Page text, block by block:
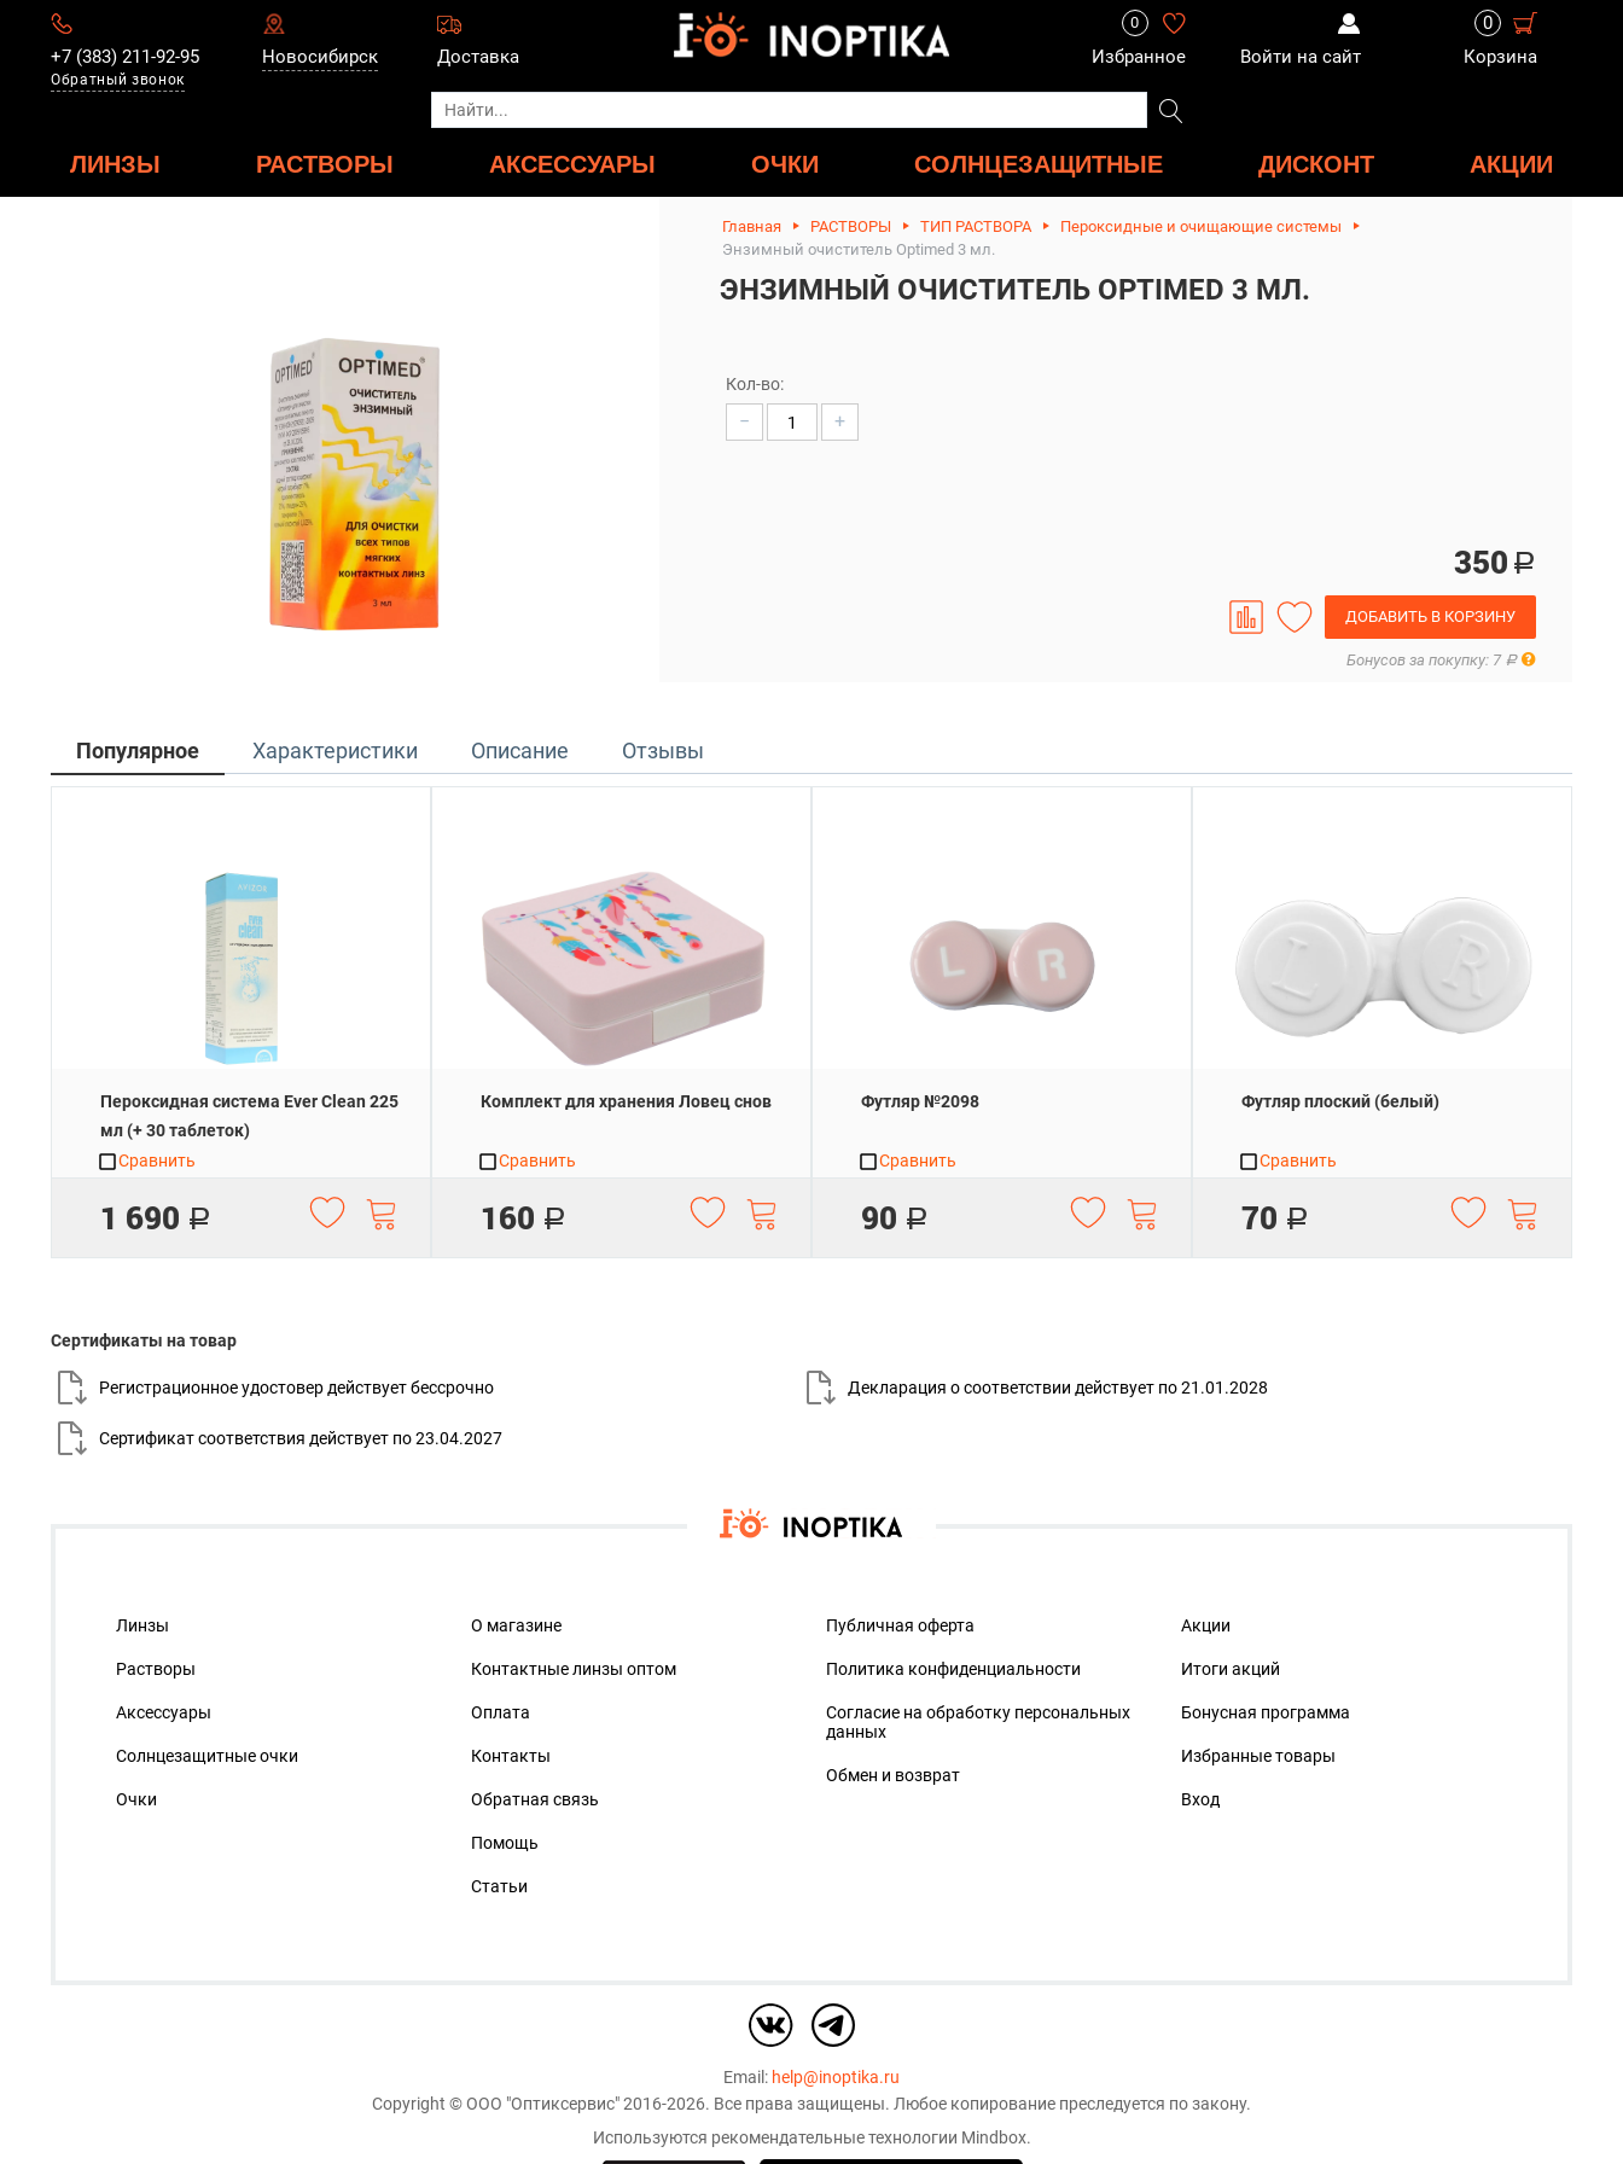
+7 (383) 211-92-95
Обратный звонок
Новосибирск Доставка
0
Избранное Войти на сайт
0
Корзина
ЛИНЗЫ РАСТВОРЫ АКСЕССУАРЫ ОЧКИ СОЛНЦЕЗАЩИТНЫЕ ДИСКОНТ АКЦИИ
Главная РАСТВОРЫ ТИП РАСТВОРА
Пероксидные и очищающие системы
Энзимный очиститель Optimed 3 мл.
ЭНЗИМНЫЙ ОЧИСТИТЕЛЬ OPTIMED 3 МЛ.
Кол-во:
− +
350 Р
ДОБАВИТЬ В КОРЗИНУ
Бонусов за покупку: 7 Р Правила
Популярное Характеристики Описание Отзывы
Пероксидная система Ever Clean 225
мл (+ 30 таблеток)
1 690 Р
Сравнить
Комплект для хранения Ловец снов
160 Р
Сравнить
Футляр №2098
90 Р
Сравнить
Футляр плоский (белый)
70 Р
Сравнить
Сертификаты на товар
Регистрационное удостовер действуетбессрочно Декларация о соответствии действует по21.01.2028
Сертификат соответствия действует по23.04.2027
Линзы
Растворы
Аксессуары
Солнцезащитные очки
Очки
О магазине
Контактные линзы оптом
Оплата
Контакты
Обратная связь
Помощь
Статьи
Публичная оферта
Политика конфиденциальности
Согласие на обработку персональных
данных
Обмен и возврат
Акции
Итоги акций
Бонусная программа
Избранные товары
Вход
Email: help@inoptika.ru
Copyright ©ООО "Оптиксервис"2016-2026. Все права защищены. Любое копирование преследуется по закону.
Используются рекомендательные технологии Mindbox.